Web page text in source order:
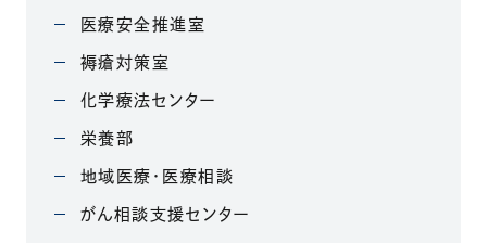
医療安全推進室
褥瘡対策室
化学療法センター
栄養部
地域医療・医療相談
がん相談支援センター